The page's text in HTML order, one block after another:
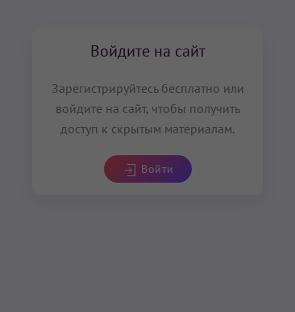
Войдите на сайт
Зарегистрируйтесь бесплатно или
войдите на сайт, чтобы получить
доступ к скрытым материалам.
Войти